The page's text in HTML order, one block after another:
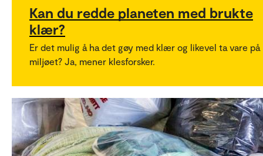
Kan du redde planeten med brukte
klær?
Er det mulig å ha det gøy med klær og likevel ta vare på
miljøet? Ja, mener klesforsker.